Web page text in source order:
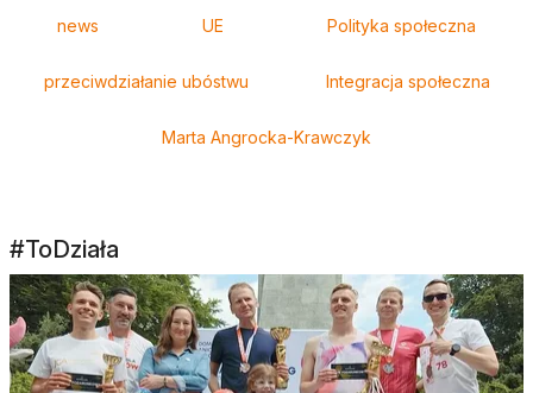
news UE Polityka społeczna
przeciwdziałanie ubóstwu Integracja społeczna
Marta Angrocka-Krawczyk
#ToDziała